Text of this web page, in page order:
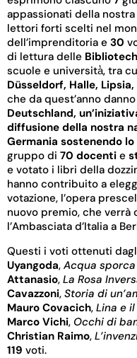
appassionati della
lettori forti scelti nel
dell’imprenditoria e 30
di lettura delle
scuole e università̀, tra
Düsseldorf, Halle,
che da quest’anno
Deutschland,
diffusione della nostra
Germania sostenendo
gruppo di 70 docenti e
e votato i libri della
hanno contribuito a
votazione, l’opera
nuovo premio, che verrà
l’Ambasciata d’Italia a
Questi i voti ottenuti
Uyangoda, Acqua sporca
Attanasio, La Rosa
Cavazzoni, Storia di
Mauro Covacich, Lina e
Marco Vichi, Occhi di
Christian Raimo,
119 voti.